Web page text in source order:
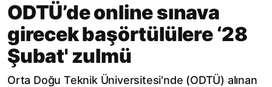
ODTÜ’de online sınava
girecek başörtülülere ‘28
Şubat' zulmü
Orta Doğu Teknik Üniversitesi'nde (ODTÜ) alınan